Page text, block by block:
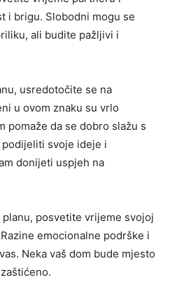
i brigu. Slobodni mogu se
ali budite pažljivi i
usredotočite se na
u ovom znaku su vrlo
pomaže da se dobro slažu s
svoje ideje i
donijeti uspjeh na
planu, posvetite vrijeme svojoj
emocionalne podrške i
Neka vaš dom bude mjesto